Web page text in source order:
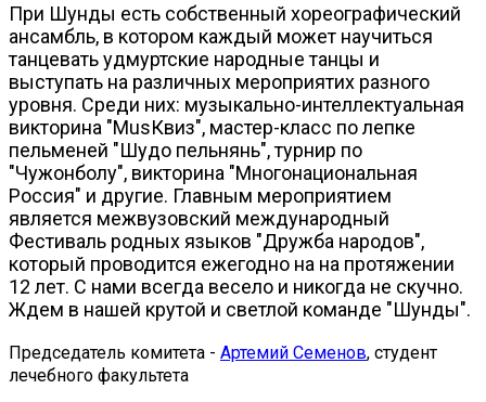
При Шунды есть собственный хореографический
ансамбль, в котором каждый может научиться
танцевать удмуртские народные танцы и
выступать на различных мероприятих разного
уровня. Среди них: музыкально-интеллектуальная
викторина "MusКвиз", мастер-класс по лепке
пельменей "Шудо пельнянь", турнир по
"Чужонболу", викторина "Многонациональная
Россия" и другие. Главным мероприятием
является межвузовский международный
Фестиваль родных языков "Дружба народов",
который проводится ежегодно на на протяжении
12 лет. С нами всегда весело и никогда не скучно.
Ждем в нашей крутой и светлой команде "Шунды".
Председатель комитета - Артемий Семенов, студент
лечебного факультета